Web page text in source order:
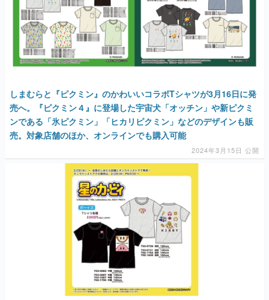
しまむらと『ピクミン』のかわいいコラボTシャツが3月16日に発
売へ。『ピクミン４』に登場した宇宙犬「オッチン」や新ピクミ
ンである「氷ピクミン」「ヒカリピクミン」などのデザインも販
売。対象店舗のほか、オンラインでも購入可能
2024年3月15日 公開